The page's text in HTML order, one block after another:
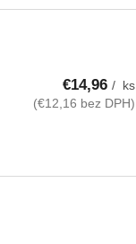
€14,96/ ks
(€12,16 bez DPH)